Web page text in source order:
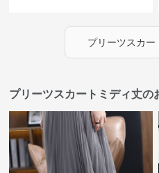
プリーツスカー
プリーツスカートミディ丈の